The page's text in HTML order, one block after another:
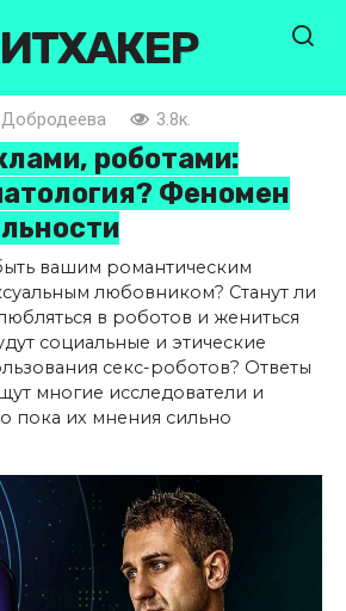
3.8к.
роботами:
Феномен
вашим романтическим
любовником? Станут ли
в роботов и жениться
социальные и этические
секс-роботов? Ответы
многие исследователи и
пока их мнения сильно